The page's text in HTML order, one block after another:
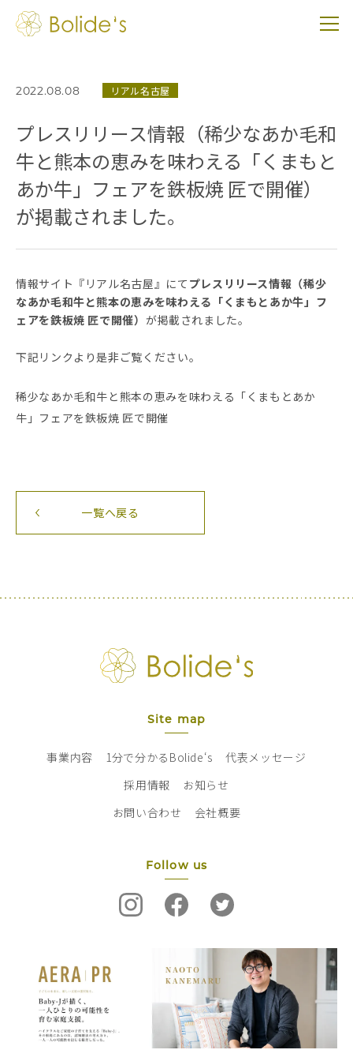
2022.08.08 リアル名古屋
プレスリリース情報（稀少なあか毛和
牛と熊本の恵みを味わえる「くまもと
あか牛」フェアを鉄板焼 匠で開催）
が掲載されました。
情報サイト『リアル名古屋』にて プレスリリース情報（稀少
なあか毛和牛と熊本の恵みを味わえる「くまもとあか牛」フ
ェアを鉄板焼 匠で開催） が掲載されました。
下記リンクより是非ご覧ください。
稀少なあか毛和牛と熊本の恵みを味わえる「くまもとあか
牛」フェアを鉄板焼 匠で開催
一覧へ戻る
Site map
事業内容 1分で分かるBolide‘s
代表メッセージ
採用情報
お知らせ
お問い合わせ
会社概要
Follow us